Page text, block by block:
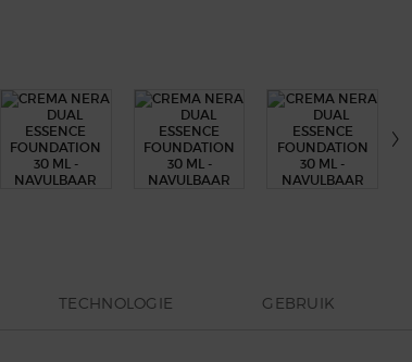
TECHNOLOGIE GEBRUIK